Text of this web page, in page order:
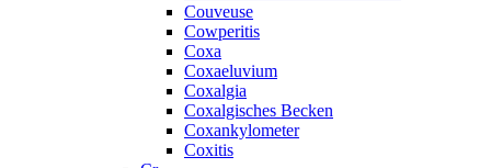
Couveuse
Cowperitis
Coxa
Coxaeluvium
Coxalgia
Coxalgisches Becken
Coxankylometer
Coxitis